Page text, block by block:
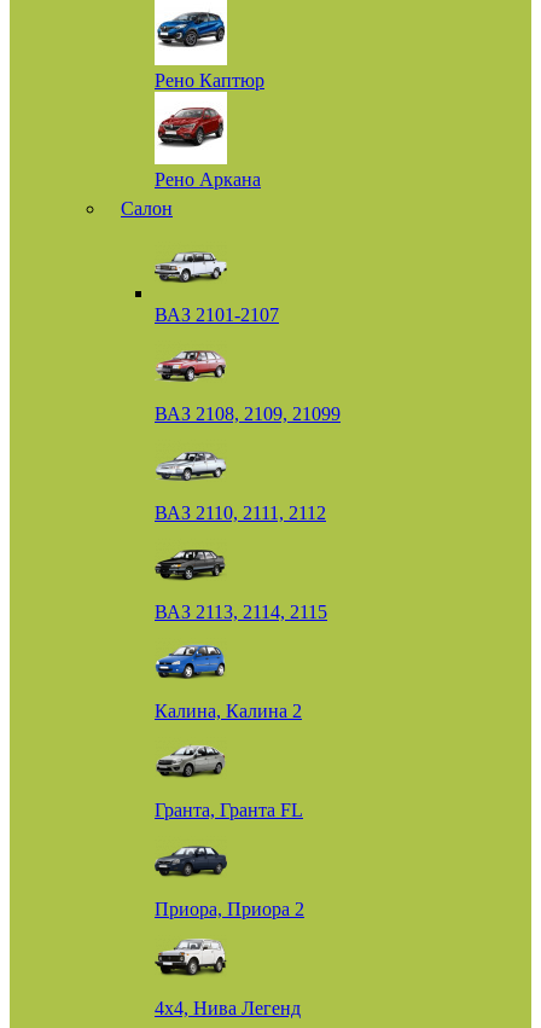
Рено Каптюр
Рено Аркана
Салон
ВАЗ 2101-2107
ВАЗ 2108, 2109, 21099
ВАЗ 2110, 2111, 2112
ВАЗ 2113, 2114, 2115
Калина, Калина 2
Гранта, Гранта FL
Приора, Приора 2
4х4, Нива Легенд